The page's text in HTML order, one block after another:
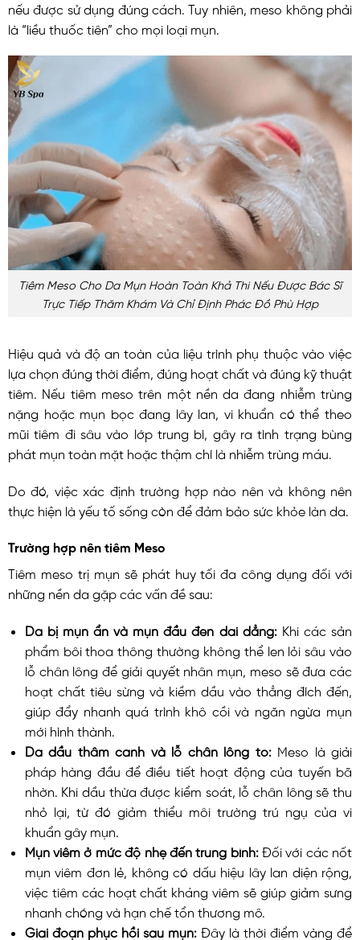
nếu được sử dụng đúng cách. Tuy nhiên, meso không phải
là “liều thuốc tiên” cho mọi loại mụn.
Tiêm Meso Cho Da Mụn Hoàn Toàn Khả Thi Nếu Được Bác Sĩ
Trực Tiếp Thăm Khám Và Chỉ Định Phác Đồ Phù Hợp
Hiệu quả và độ an toàn của liệu trình phụ thuộc vào việc
lựa chọn đúng thời điểm, đúng hoạt chất và đúng kỹ thuật
tiêm. Nếu tiêm meso trên một nền da đang nhiễm trùng
nặng hoặc mụn bọc đang lây lan, vi khuẩn có thể theo
mũi tiêm đi sâu vào lớp trung bì, gây ra tình trạng bùng
phát mụn toàn mặt hoặc thậm chí là nhiễm trùng máu.
Do đó, việc xác định trường hợp nào nên và không nên
thực hiện là yếu tố sống còn để đảm bảo sức khỏe làn da.
Trường hợp nên tiêm Meso
Tiêm meso trị mụn sẽ phát huy tối đa công dụng đối với
những nền da gặp các vấn đề sau:
Da bị mụn ẩn và mụn đầu đen dai dẳng: Khi các sản
phẩm bôi thoa thông thường không thể len lỏi sâu vào
lỗ chân lông để giải quyết nhân mụn, meso sẽ đưa các
hoạt chất tiêu sừng và kiềm dầu vào thẳng đích đến,
giúp đẩy nhanh quá trình khô cồi và ngăn ngừa mụn
mới hình thành.
Da dầu thâm canh và lỗ chân lông to: Meso là giải
pháp hàng đầu để điều tiết hoạt động của tuyến bã
nhờn. Khi dầu thừa được kiểm soát, lỗ chân lông sẽ thu
nhỏ lại, từ đó giảm thiểu môi trường trú ngụ của vi
khuẩn gây mụn.
Mụn viêm ở mức độ nhẹ đến trung bình: Đối với các nốt
mụn viêm đơn lẻ, không có dấu hiệu lây lan diện rộng,
việc tiêm các hoạt chất kháng viêm sẽ giúp giảm sưng
nhanh chóng và hạn chế tổn thương mô.
Giai đoạn phục hồi sau mụn: Đây là thời điểm vàng để